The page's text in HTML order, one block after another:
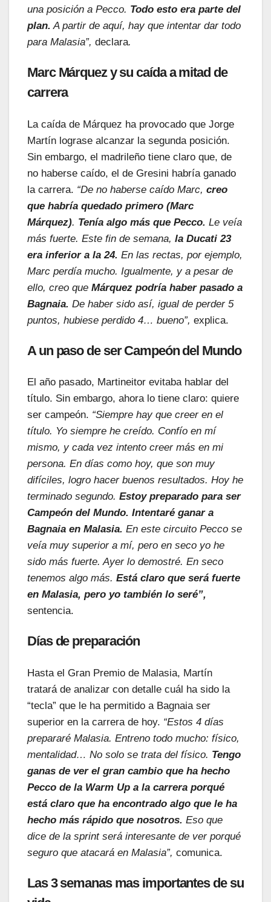
una posición a Pecco. Todo esto era parte del
plan. A partir de aquí, hay que intentar dar todo
para Malasia”, declara.
Marc Márquez y su caída a mitad de
carrera
La caída de Márquez ha provocado que Jorge
Martín lograse alcanzar la segunda posición.
Sin embargo, el madrileño tiene claro que, de
no haberse caído, el de Gresini habría ganado
la carrera. “De no haberse caído Marc, creo
que habría quedado primero (Marc
Márquez). Tenía algo más que Pecco. Le veía
más fuerte. Este fin de semana, la Ducati 23
era inferior a la 24. En las rectas, por ejemplo,
Marc perdía mucho. Igualmente, y a pesar de
ello, creo que Márquez podría haber pasado a
Bagnaia. De haber sido así, igual de perder 5
puntos, hubiese perdido 4… bueno”, explica.
A un paso de ser Campeón del Mundo
El año pasado, Martineitor evitaba hablar del
título. Sin embargo, ahora lo tiene claro: quiere
ser campeón. “Siempre hay que creer en el
título. Yo siempre he creído. Confío en mí
mismo, y cada vez intento creer más en mi
persona. En días como hoy, que son muy
difíciles, logro hacer buenos resultados. Hoy he
terminado segundo. Estoy preparado para ser
Campeón del Mundo. Intentaré ganar a
Bagnaia en Malasia. En este circuito Pecco se
veía muy superior a mí, pero en seco yo he
sido más fuerte. Ayer lo demostré. En seco
tenemos algo más. Está claro que será fuerte
en Malasia, pero yo también lo seré”,
sentencia.
Días de preparación
Hasta el Gran Premio de Malasia, Martín
tratará de analizar con detalle cuál ha sido la
“tecla” que le ha permitido a Bagnaia ser
superior en la carrera de hoy. “Estos 4 días
prepararé Malasia. Entreno todo mucho: físico,
mentalidad… No solo se trata del físico. Tengo
ganas de ver el gran cambio que ha hecho
Pecco de la Warm Up a la carrera porqué
está claro que ha encontrado algo que le ha
hecho más rápido que nosotros. Eso que
dice de la sprint será interesante de ver porqué
seguro que atacará en Malasia”, comunica.
Las 3 semanas mas importantes de su